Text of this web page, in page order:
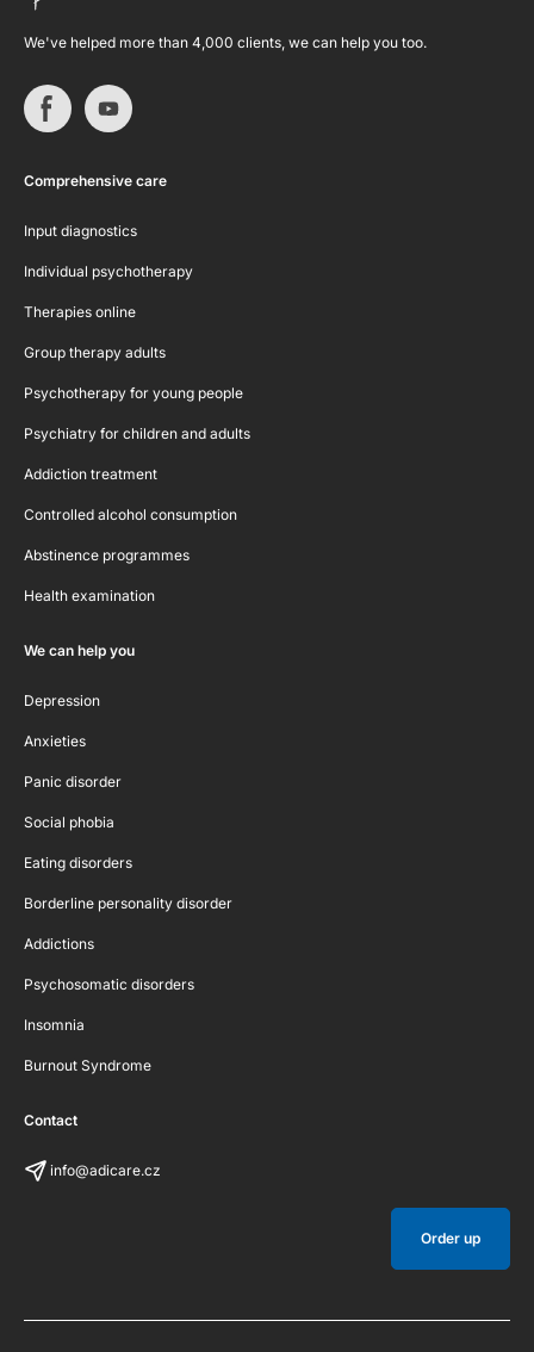
We've helped more than 4,000 clients, we can help you too.
Comprehensive care
Input diagnostics
Individual psychotherapy
Therapies online
Group therapy adults
Psychotherapy for young people
Psychiatry for children and adults
Addiction treatment
Controlled alcohol consumption
Abstinence programmes
Health examination
We can help you
Depression
Anxieties
Panic disorder
Social phobia
Eating disorders
Borderline personality disorder
Addictions
Psychosomatic disorders
Insomnia
Burnout Syndrome
Contact
info@adicare.cz
Order up